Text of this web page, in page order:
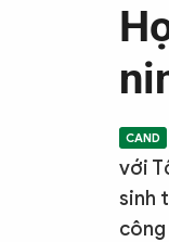
với
sinh